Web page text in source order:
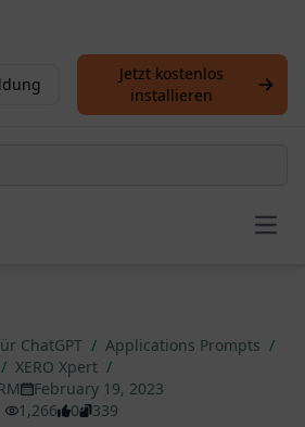
Jetzt kostenlos
installieren
ChatGPT / Applications Prompts /
/ XERO Xpert /
February 19, 2023
1,266
0 339